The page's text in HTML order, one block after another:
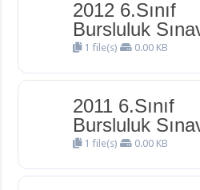
2012 6.Sınıf
Bursluluk
1 file(s) 0.00 KB
2011 6.Sınıf
Bursluluk
1 file(s) 0.00 KB